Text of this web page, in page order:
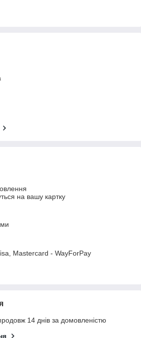
на вашу картку
Mastercard - WayForPay
14 днів за домовленістю